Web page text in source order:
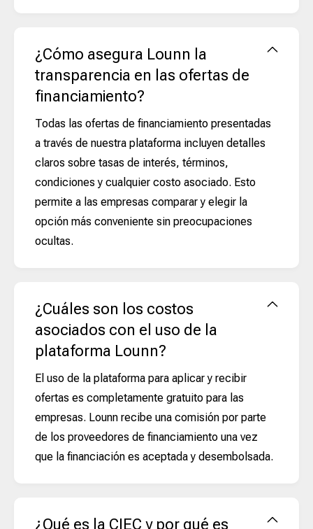
¿Cómo asegura Lounn la
transparencia en las ofertas de
financiamiento?
Todas las ofertas de financiamiento presentadas
a través de nuestra plataforma incluyen detalles
claros sobre tasas de interés, términos,
condiciones y cualquier costo asociado. Esto
permite a las empresas comparar y elegir la
opción más conveniente sin preocupaciones
ocultas.
¿Cuáles son los costos
asociados con el uso de la
plataforma Lounn?
El uso de la plataforma para aplicar y recibir
ofertas es completamente gratuito para las
empresas. Lounn recibe una comisión por parte
de los proveedores de financiamiento una vez
que la financiación es aceptada y desembolsada.
¿Qué es la CIEC y por qué es